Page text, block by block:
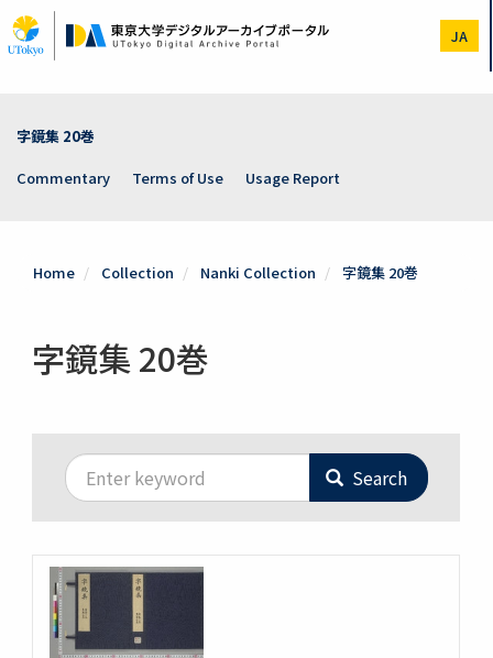
to
main
JA
字鏡集 20巻
Commentary
Terms of Use Usage Report
Home Collection Nanki Collection 字鏡集 20巻
字鏡集 20巻
Search